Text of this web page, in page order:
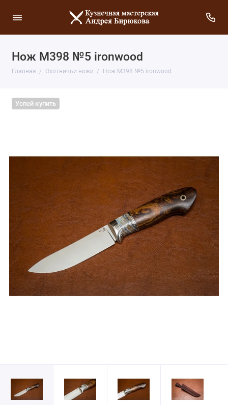
Нож М398 №5 ironwood
Главная Охотничьи ножи Нож М398 №5 ironwood
Успей купить